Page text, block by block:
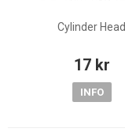
Cylinder Head
17 kr
INFO